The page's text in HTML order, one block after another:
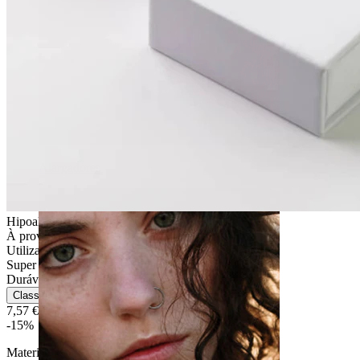
Hipoalergénica
À prova de água
Utilização diária
Super fácil
Durável
Classificação
7,57 €8,90 €
-15%
Material:
Titânio